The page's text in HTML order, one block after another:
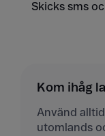
Skicks sms
Kom ihåg
Använd
utomlands